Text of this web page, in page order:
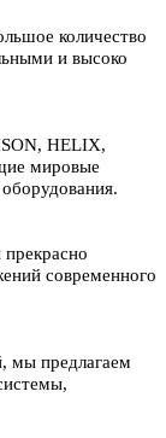
количество
и высоко
HELIX,
мировые
современного
мы предлагаем